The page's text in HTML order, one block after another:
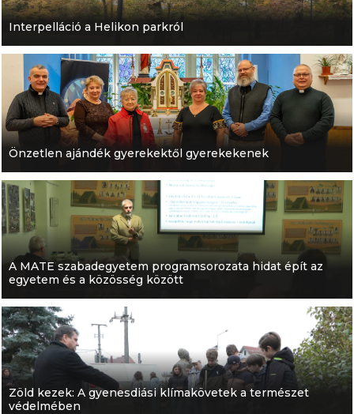
Interpelláció a Helikon parkról
Önzetlen ajándék gyerekektől gyerekekenek
A MATE szabadegyetem programsorozata hidat épít az
egyetem és a közösség között
Zöld kezek: A gyenesdiási klímakövetek a természet
védelmében